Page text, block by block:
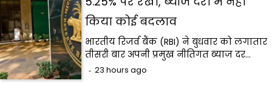
किया कोई बदलाव
भारतीय रिजर्व बैंक (RBI) ने बुधवार को लगातार
तीसरी बार अपनी प्रमुख नीतिगत ब्याज दर…
23 hours ago